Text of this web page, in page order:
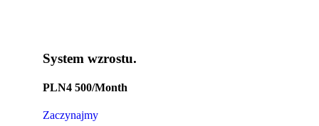
System wzrostu.
PLN4 500/Month
Zaczynajmy